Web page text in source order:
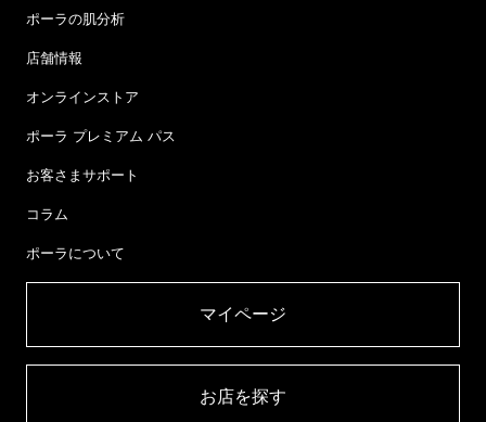
ポーラの肌分析
店舗情報
オンラインストア
ポーラ プレミアム パス
お客さまサポート
コラム
ポーラについて
マイページ​
お店を探す​